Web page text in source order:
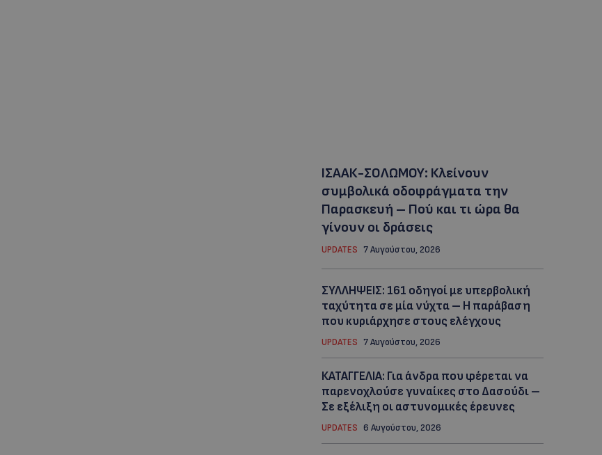
ΙΣΑΑΚ-ΣΟΛΩΜΟΥ: Κλείνουν
συμβολικά οδοφράγματα την
Παρασκευή – Πού και τι ώρα θα
γίνουν οι δράσεις
UPDATES 7 Αυγούστου, 2026
ΣΥΛΛΗΨΕΙΣ: 161 οδηγοί με υπερβολική
ταχύτητα σε μία νύχτα – Η παράβαση
που κυριάρχησε στους ελέγχους
UPDATES 7 Αυγούστου, 2026
ΚΑΤΑΓΓΕΛΙΑ: Για άνδρα που φέρεται να
παρενοχλούσε γυναίκες στο Δασούδι –
Σε εξέλιξη οι αστυνομικές έρευνες
UPDATES 6 Αυγούστου, 2026